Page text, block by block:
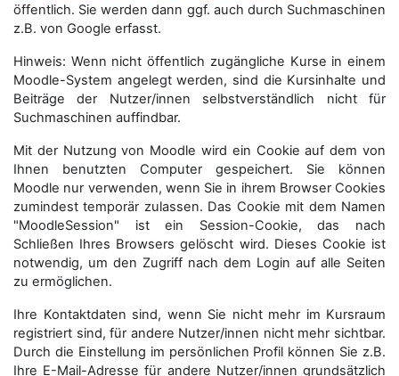
öffentlich. Sie werden dann ggf. auch durch Suchmaschinen
z.B. von Google erfasst.
Hinweis: Wenn nicht öffentlich zugängliche Kurse in einem
Moodle-System angelegt werden, sind die Kursinhalte und
Beiträge der Nutzer/innen selbstverständlich nicht für
Suchmaschi­nen auffindbar.
Mit der Nutzung von Moodle wird ein Cookie auf dem von
Ihnen benutzten Computer gespeichert. Sie können
Moodle nur verwenden, wenn Sie in ihrem Browser Cookies
zumindest temporär zulassen. Das Cookie mit dem Namen
"MoodleSession" ist ein Session-Cookie, das nach
Schließen Ihres Browsers gelöscht wird. Dieses Cookie ist
notwendig, um den Zugriff nach dem Login auf alle Seiten
zu ermöglichen.
Ihre Kontaktdaten sind, wenn Sie nicht mehr im Kursraum
registriert sind, für andere Nutzer/innen nicht mehr sichtbar.
Durch die Einstellung im persönlichen Profil können Sie z.B.
Ihre E-Mail-Adresse für andere Nutzer/innen grundsätzlich